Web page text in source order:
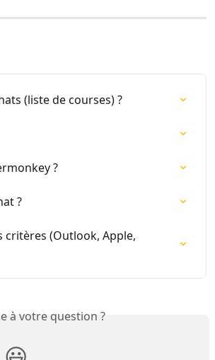
(liste de courses) ?
?
?
critères (Outlook, Apple,
à votre question ?